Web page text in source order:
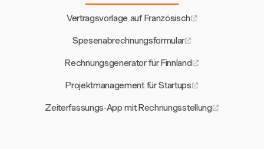
Vertragsvorlage auf Französisch
Spesenabrechnungsformular
Rechnungsgenerator für Finnland
Projektmanagement für Startups
Zeiterfassungs-App mit Rechnungsstellung